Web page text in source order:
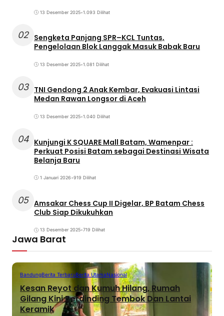
13 Desember 2025•1.093 Dilihat
02 Sengketa Panjang SPR–KCL Tuntas,
Pengelolaan Blok Langgak Masuk Babak Baru
13 Desember 2025•1.081 Dilihat
03 TNI Gendong 2 Anak Kembar, Evakuasi Lintasi
Medan Rawan Longsor di Aceh
13 Desember 2025•1.040 Dilihat
04 Kunjungi K SQUARE Mall Batam, Wamenpar :
Perkuat Posisi Batam sebagai Destinasi Wisata
Belanja Baru
1 Januari 2026•919 Dilihat
05 Amsakar Chess Cup II Digelar, BP Batam Chess
Club Siap Dikukuhkan
13 Desember 2025•719 Dilihat
Jawa Barat
BandungBerita TerbaruBerita UtamaNasional
Kesan Reyot dan Kumuh Hilang, Rumah
Gilang Kini Berdinding Tembok Dan Lantai
Keramik